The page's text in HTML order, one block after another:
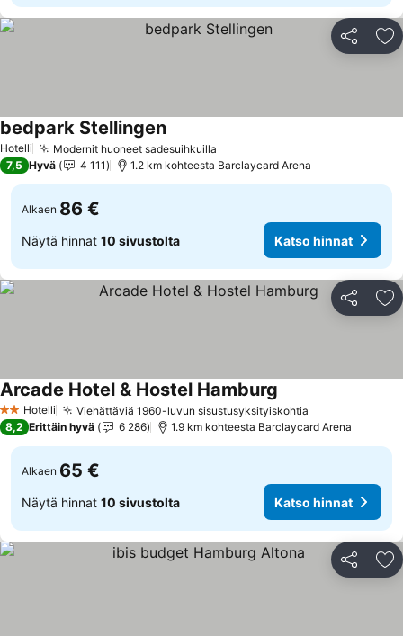
Jaa
Hotelli Modernit huoneet sadesuihkuilla
bedpark StellingenKatso hinnat
7,5 Hyvä 4 111 1.2 km kohteesta Barclaycard Arena
Alkaen 86 €
Näytä hinnat 10 sivustolta Katso hinnat
Jaa
2 Tähtiluokitus
Hotelli Viehättäviä 1960-luvun sisustusyksityiskohtia
Arcade Hotel & Hostel Hamburg
8,2 Erittäin hyvä 6 286 1.9 km kohteesta Barclaycard Arena
Alkaen 65 €
Näytä hinnat 10 sivustolta Katso hinnat
Jaa